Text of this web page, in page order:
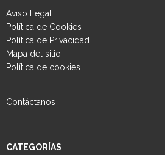
Aviso Legal
Política de Cookies
Política de Privacidad
Mapa del sitio
Política de cookies
Contáctanos
CATEGORÍAS